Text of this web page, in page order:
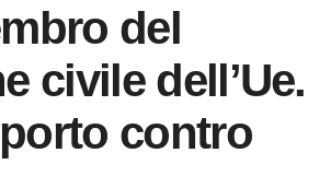
del
civile dell’Ue.
contro